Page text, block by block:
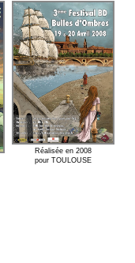
Réalisée en 2008
pour TOULOUSE